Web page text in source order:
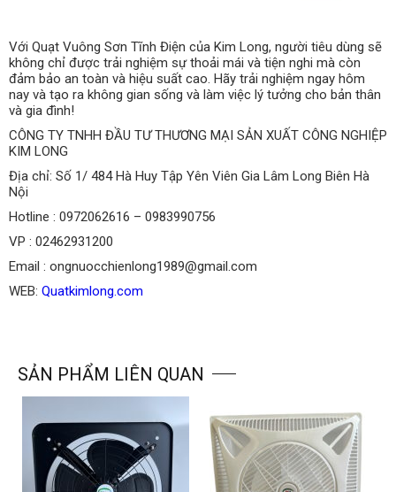
Với Quạt Vuông Sơn Tĩnh Điện của Kim Long, người tiêu dùng sẽ
không chỉ được trải nghiệm sự thoải mái và tiện nghi mà còn
đảm bảo an toàn và hiệu suất cao. Hãy trải nghiệm ngay hôm
nay và tạo ra không gian sống và làm việc lý tưởng cho bản thân
và gia đình!
CÔNG TY TNHH ĐẦU TƯ THƯƠNG MẠI SẢN XUẤT CÔNG NGHIỆP
KIM LONG
Địa chỉ: Số 1/ 484 Hà Huy Tập Yên Viên Gia Lâm Long Biên Hà
Nội
Hotline : 0972062616 – 0983990756
VP : 02462931200
Email : ongnuocchienlong1989@gmail.com
WEB: Quatkimlong.com
SẢN PHẨM LIÊN QUAN